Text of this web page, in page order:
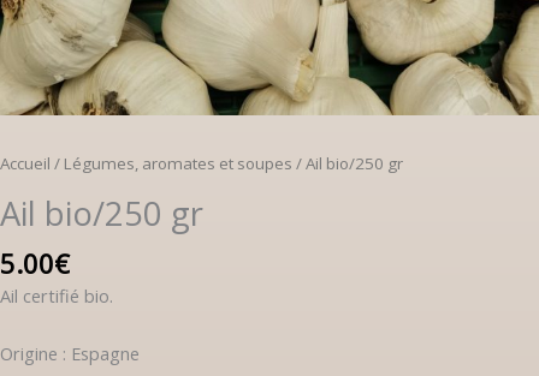
Accueil / Légumes, aromates et soupes / Ail bio/250 gr
Ail bio/250 gr
5.00€
Ail certifié bio.
Origine : Espagne